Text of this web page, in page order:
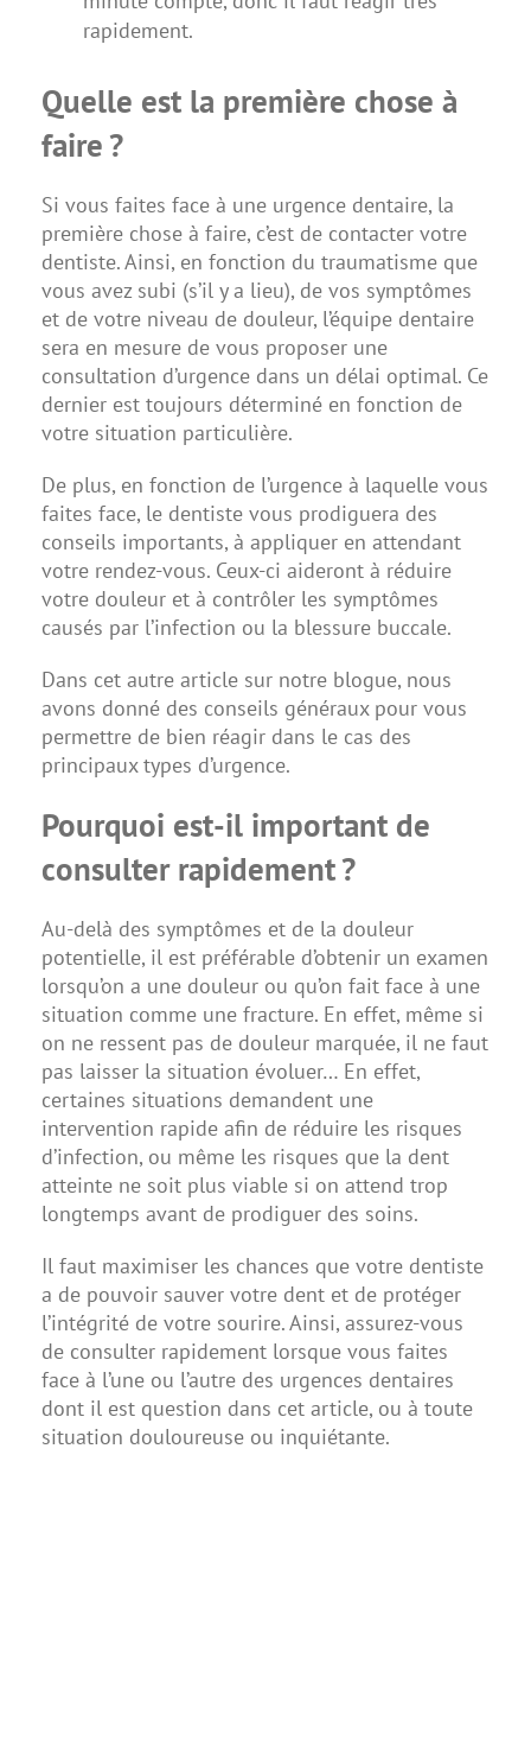
rapidement.
Quelle est la première chose à
faire ?
Si vous faites face à une urgence dentaire, la
première chose à faire, c’est de contacter votre
dentiste. Ainsi, en fonction du traumatisme que
vous avez subi (s’il y a lieu), de vos symptômes
et de votre niveau de douleur, l’équipe dentaire
sera en mesure de vous proposer une
consultation d’urgence dans un délai optimal. Ce
dernier est toujours déterminé en fonction de
votre situation particulière.
De plus, en fonction de l’urgence à laquelle vous
faites face, le dentiste vous prodiguera des
conseils importants, à appliquer en attendant
votre rendez-vous. Ceux-ci aideront à réduire
votre douleur et à contrôler les symptômes
causés par l’infection ou la blessure buccale.
Dans cet autre article sur notre blogue, nous
avons donné des conseils générauxpour vous
permettre de bien réagir dans le cas des
principaux types d’urgence.
Pourquoi est-il important de
consulter rapidement ?
Au-delà des symptômes et de la douleur
potentielle, il est préférable d’obtenir un examen
lorsqu’on a une douleur ou qu’on fait face à une
situation comme une fracture. En effet, même si
on ne ressent pas de douleur marquée, il ne faut
pas laisser la situation évoluer… En effet,
certaines situations demandent une
intervention rapide afin de réduire les risques
d’infection, ou même les risques que la dent
atteinte ne soit plus viable si on attend trop
longtemps avant de prodiguer des soins.
Il faut maximiser les chances que votre dentiste
a de pouvoir sauver votre dent et de protéger
l’intégrité de votre sourire. Ainsi, assurez-vous
de consulter rapidement lorsque vous faites
face à l’une ou l’autre des urgences dentaires
dont il est question dans cet article, ou à toute
situation douloureuse ou inquiétante.